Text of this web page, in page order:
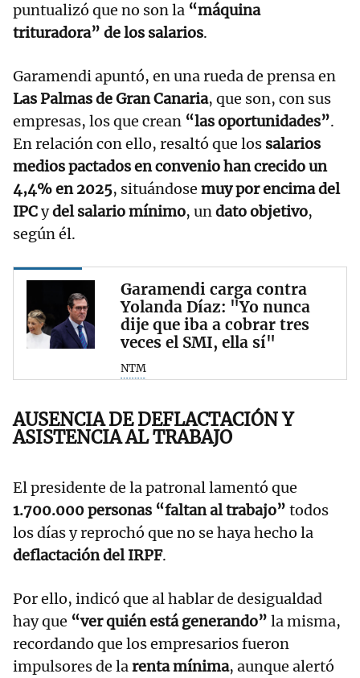
puntualizó que no son la “máquina
trituradora” de los salarios.
Garamendi apuntó, en una rueda de prensa en
Las Palmas de Gran Canaria, que son, con sus
empresas, los que crean “las oportunidades”.
En relación con ello, resaltó que los salarios
medios pactados en convenio han crecido un
4,4% en 2025, situándose muy por encima del
IPCydel salario mínimo, undato objetivo,
según él.
Garamendi carga contra
Yolanda Díaz: "Yo nunca
dije que iba a cobrar tres
veces el SMI, ella sí"
NTM
AUSENCIA DE DEFLACTACIÓN Y
ASISTENCIA AL TRABAJO
El presidente de la patronal lamentó que
1.700.000 personas “faltan al trabajo” todos
los días y reprochó que no se haya hecho la
deflactación del IRPF.
Por ello, indicó que al hablar de desigualdad
hay que “ver quién está generando” la misma,
recordando que los empresarios fueron
impulsores de larenta mínima, aunque alertó